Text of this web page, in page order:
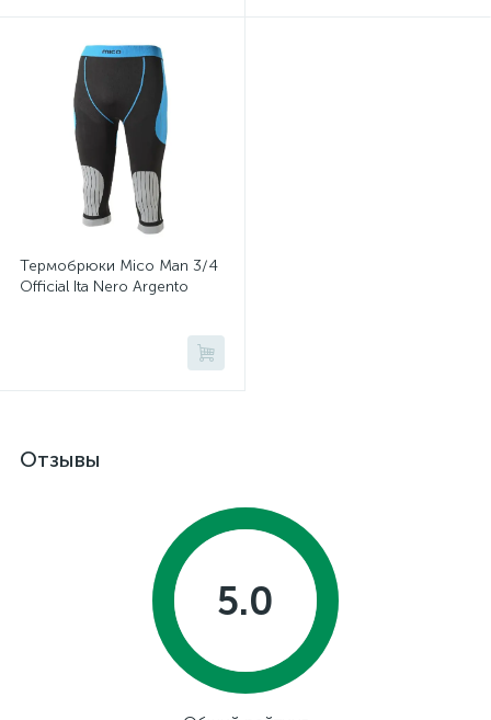
Термобрюки Mico Man 3/4
Official Ita Nero Argento
Отзывы
5.0